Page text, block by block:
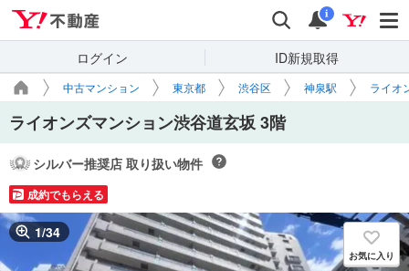
検索 通知
i
ログイン ID新規取得
中古マンション 東京都 渋谷区 神泉駅 ライオ
ライオンズマンション渋谷道玄坂 3階
シルバー推奨店 取り扱い物件
成約でもらえる
1/34
お気に入り